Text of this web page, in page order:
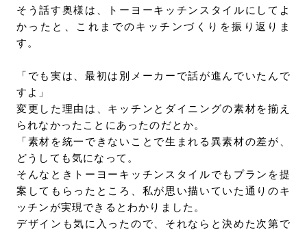
そう話す奥様は、トーヨーキッチンスタイルにしてよ
かったと、これまでのキッチンづくりを振り返りま
す。
「でも実は、最初は別メーカーで話が進んでいたんで
すよ」
変更した理由は、キッチンとダイニングの素材を揃え
られなかったことにあったのだとか。
「素材を統一できないことで生まれる異素材の差が、
どうしても気になって。
そんなときトーヨーキッチンスタイルでもプランを提
案してもらったところ、私が思い描いていた通りのキ
ッチンが実現できるとわかりました。
デザインも気に入ったので、それならと決めた次第で